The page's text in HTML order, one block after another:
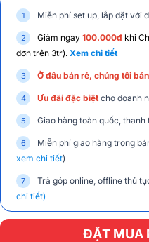
Miễn phí set up, lắp đặt với
Giảm ngay 100.000đ khi
đơn trên 3tr). Xem chi tiết
Ở đâu bán rẻ, chúng tôi
Ưu đãi đặc biệt cho doanh
Giao hàng toàn quốc, thanh
Miễn phí giao hàng trong
xem chi tiết)
Trả góp online, offline thủ
chi tiết)
ĐẶT MUA